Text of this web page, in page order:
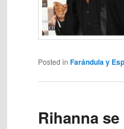
Posted in Farándula y
Rihanna